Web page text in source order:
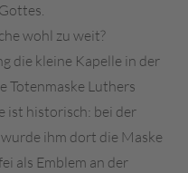
wohl zu weit?
die kleine Kapelle in der
Totenmaske Luthers
ist historisch: bei der
ihm dort die Maske
als Emblem an der